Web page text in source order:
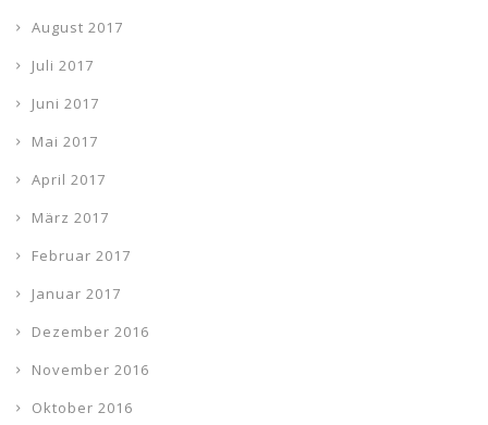
August 2017
Juli 2017
Juni 2017
Mai 2017
April 2017
März 2017
Februar 2017
Januar 2017
Dezember 2016
November 2016
Oktober 2016